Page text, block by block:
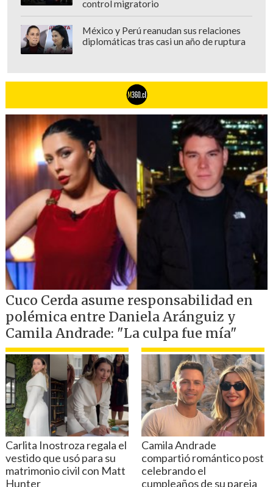
control migratorio
México y Perú reanudan sus relaciones
diplomáticas tras casi un año de ruptura